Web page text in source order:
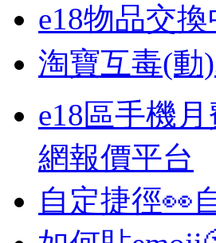
e18物品交
淘寶互毒(
e18區手機
網報價平台
自定捷徑👀